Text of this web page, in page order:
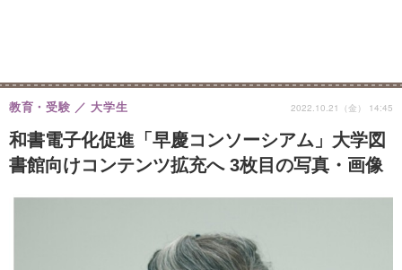
和書電子化促進「早慶コンソーシアム」大学図
書館向けコンテンツ拡充へ 3枚目の写真・画像
教育・受験 大学生 2022.10.21（金） 14:45